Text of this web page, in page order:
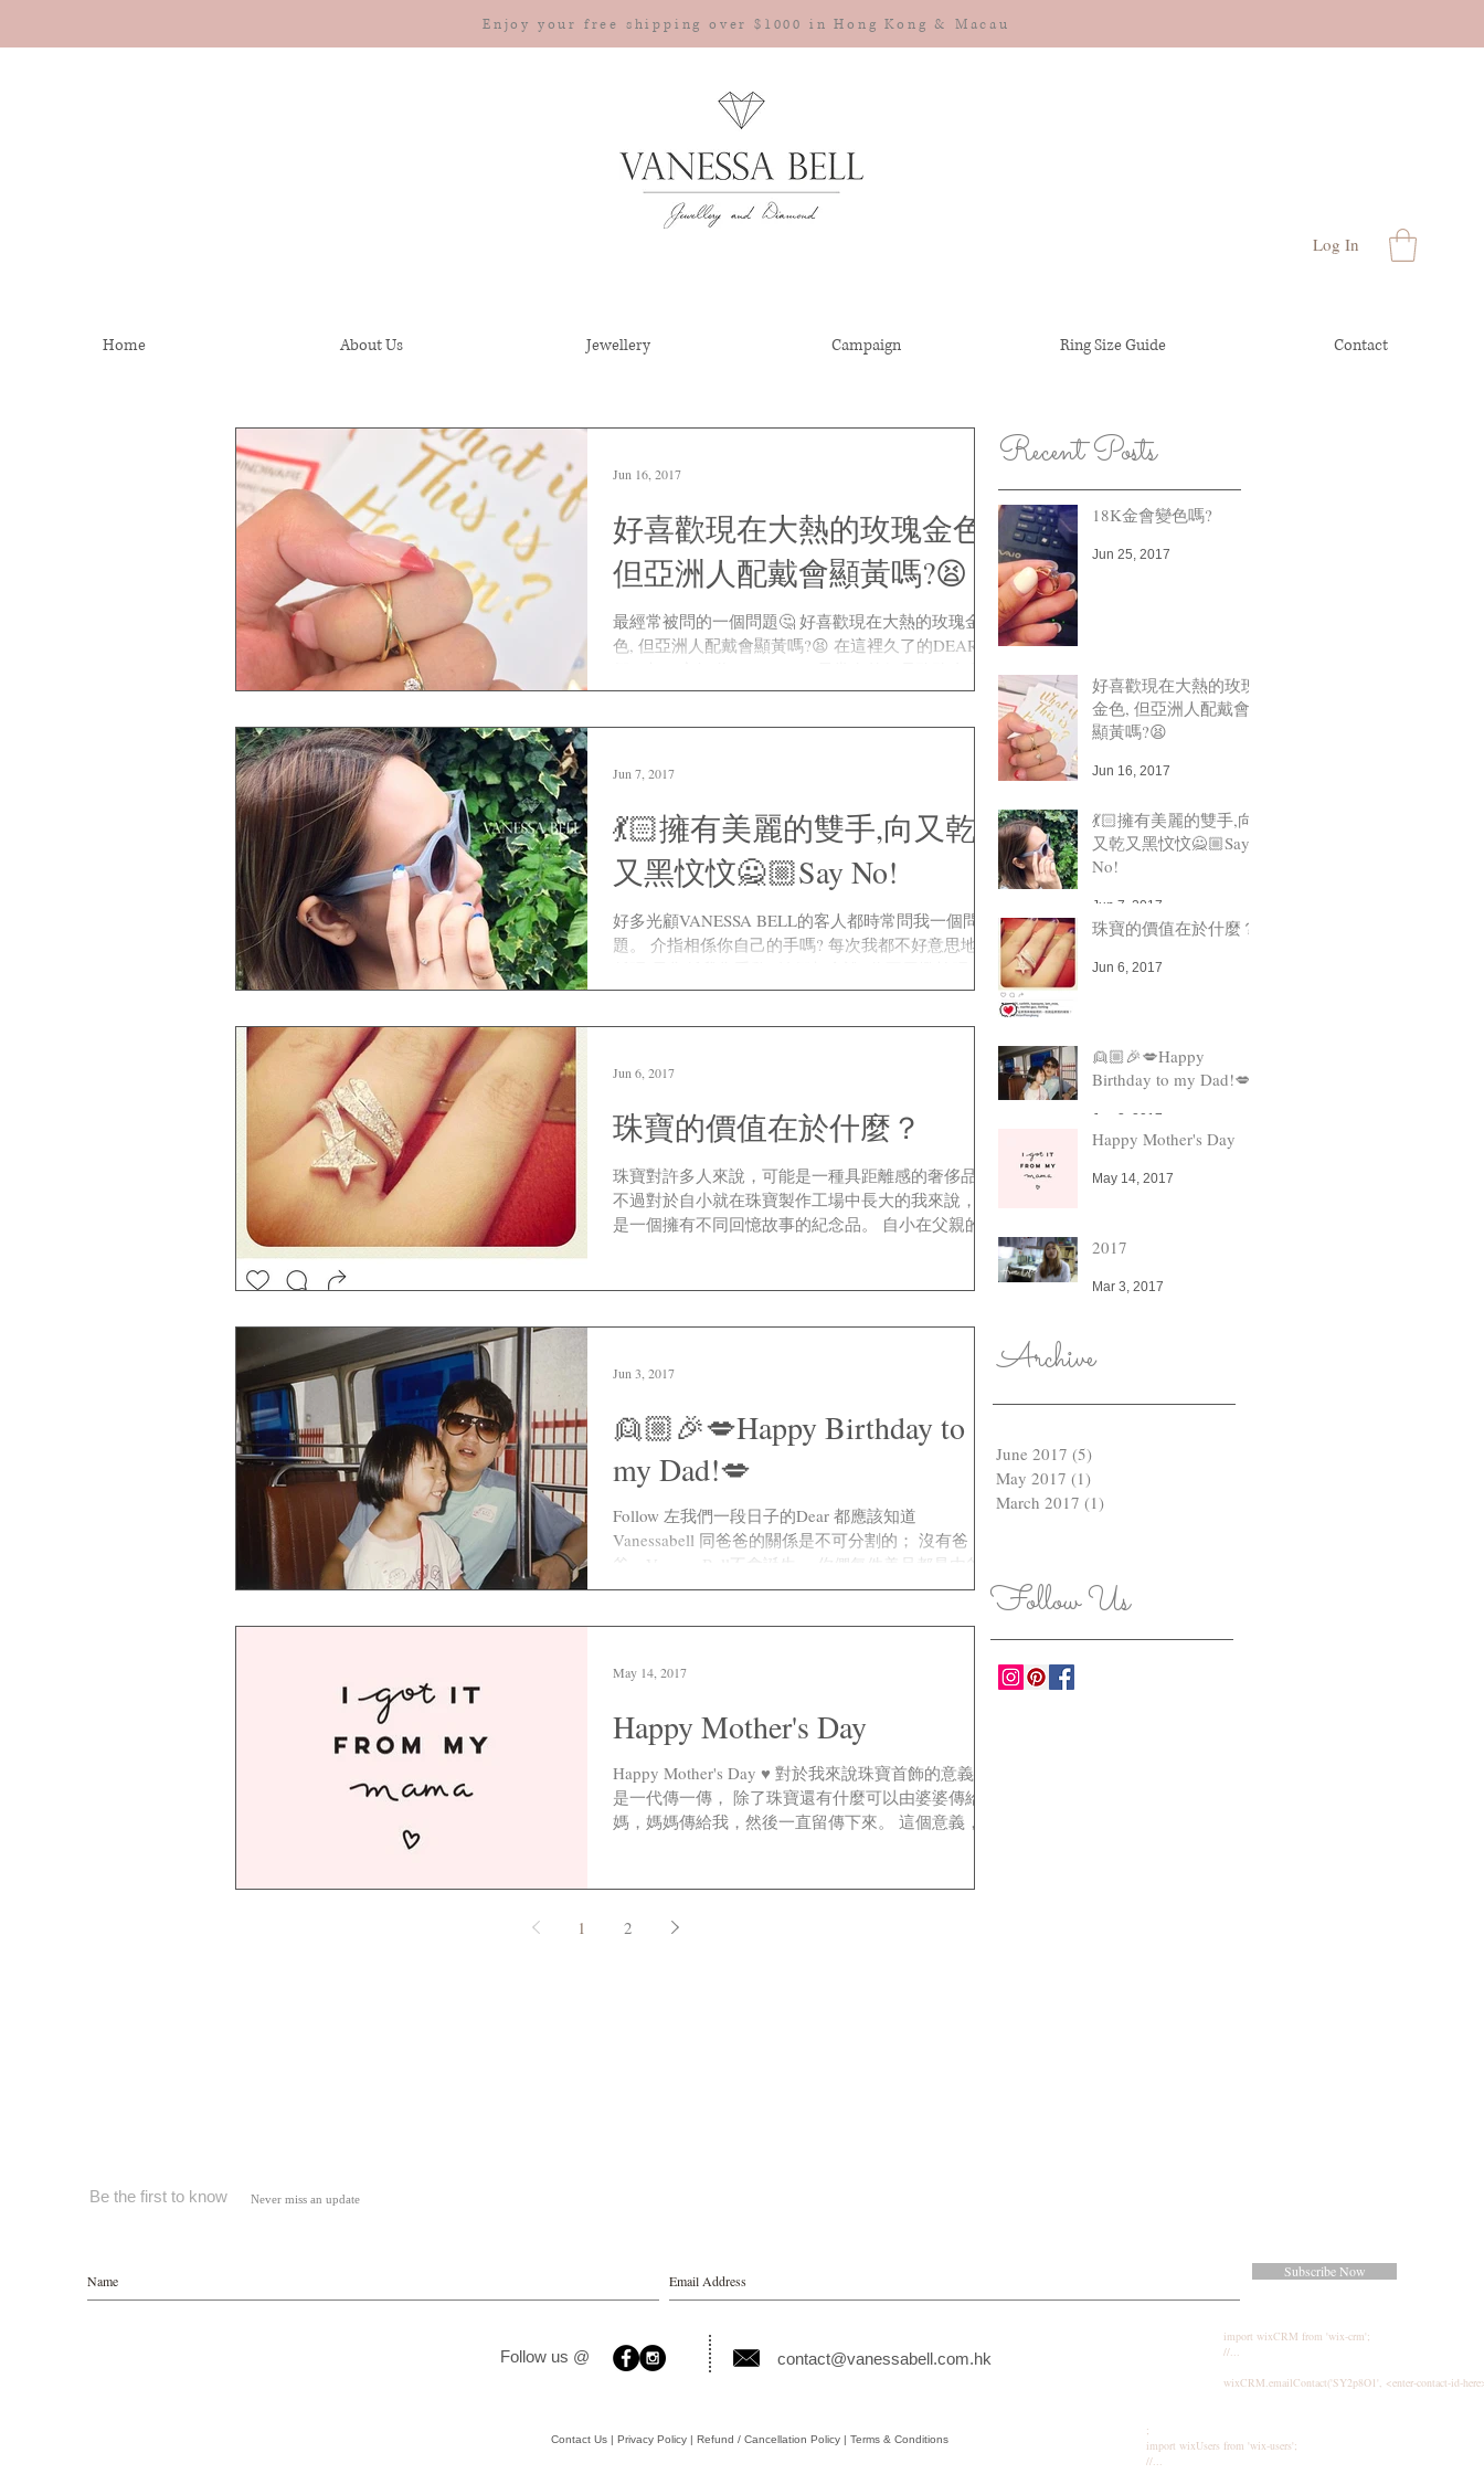
Enjoy your free shipping over $1000 in Hong Kong & Macau
Log In
Home About Us Jewellery Campaign Ring Size Guide Contact
好喜歡現在大熱的玫瑰金色,
但亞洲人配戴會顯黃嗎?😫
最經常被問的一個問題🤔 好喜歡現在大熱的玫瑰金
色, 但亞洲人配戴會顯黃嗎?😫 在這裡久了的DEAR
香檳金色的首飾。 今天便要跟大家說說如何選購適合
Jun 16, 2017
💃🏻擁有美麗的雙手,向又乾
又黑忟忟🙅🏼Say No!
好多光顧VANESSA BELL的客人都時常問我一個問
題。 介指相係你自己的手嗎? 每次我都不好意思地說,
的手好靚好修長!好適合帶介指呀! 難怪每次睇到你帶
Jun 7, 2017
珠寶的價值在於什麼？
珠寶對許多人來說，可能是一種具距離感的奢侈品，
不過對於自小就在珠寶製作工場中長大的我來說，卻
是一個擁有不同回憶故事的紀念品。 自小在父親的珠
後的故事。...
Jun 6, 2017
👱🏼🎉💋Happy Birthday to
my Dad!💋
Follow 左我們一段日子的Dear 都應該知道
Vanessabell 同爸爸的關係是不可分割的； 沒有爸
爸，VanessaBell不會誔生。 你們每件美品都是由爸爸
所製作出來！ 50多年的手工藝，加上工序複習和繁
Jun 3, 2017
Happy Mother's Day
Happy Mother's Day ♥️ 對於我來說珠寶首飾的意義便
是一代傳一傳， 除了珠寶還有什麼可以由婆婆傳給媽
媽，媽媽傳給我，然後一直留傳下來。 這個意義，只
May 14, 2017
1 2
Recent Posts
18K金會變色嗎?
Jun 25, 2017
好喜歡現在大熱的玫瑰
金色, 但亞洲人配戴會
顯黃嗎?😫
Jun 16, 2017
💃🏻擁有美麗的雙手,向
又乾又黑忟忟🙅🏼Say
No!
Jun 7, 2017
珠寶的價值在於什麼？
Jun 6, 2017
👱🏼🎉💋Happy
Birthday to my Dad!💋
Jun 3, 2017
Happy Mother's Day
May 14, 2017
2017
Mar 3, 2017
Archive
June 2017 (5)
May 2017 (1)
March 2017 (1)
Follow Us
Be the first to know Never miss an update
Subscribe Now
Follow us @ contact@vanessabell.com.hk
Contact Us | Privacy Policy | Refund / Cancellation Policy | Terms & Conditions
import wixCRM from 'wix-crm';
//...
wixCRM.emailContact('SY2p8O1', <enter-contact-id-
;
import wixUsers from 'wix-users';
//...